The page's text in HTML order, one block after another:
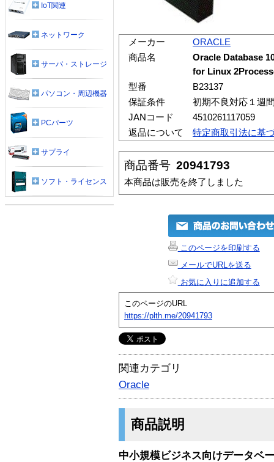
メーカー
ORACLE
商品名
Oracle Database
for Linux
型番
B23137
保証条件
初期不良対応１週
JANコード
4510261117059
返品について
特定商取引法に基
商品番号 20941793
本商品は販売を終了しました
このページを印刷する
メールでURLを送る
お気に入りに追加する
このページのURL
https://plth.me/20941793
関連カテゴリ
Oracle
商品説明
中小規模ビジネス向けデータベ
IoT関連
ネットワーク
サーバ・ストレージ
パソコン・周辺機器
PCパーツ
サプライ
ソフト・ライセンス